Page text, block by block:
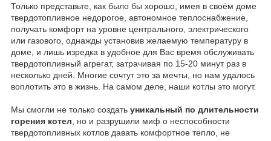
Только представьте, как было бы хорошо, имея в своём доме
твердотопливное недорогое, автономное теплоснабжение,
получать комфорт на уровне центрального, электрического
или газового, однажды установив желаемую температуру в
доме, и лишь изредка в удобное для Вас время обслуживать
твердотопливный агрегат, затрачивая по 15-20 минут раз в
несколько дней. Многие сочтут это за мечты, но нам удалось
воплотить это в жизнь. На самом деле, наши котлы это могут.
Мы смогли не только создать уникальный по длительности
горения котел , но и разрушили миф о неспособности
твердотопливных котлов давать комфортное тепло, не